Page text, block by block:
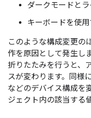
ダークモードと
キーボードを使
このような構成変更の
作を原因として発生し
折りたたみを行うと、
スが変わります。同様
などのデバイス構成を
ジェクト内の該当する